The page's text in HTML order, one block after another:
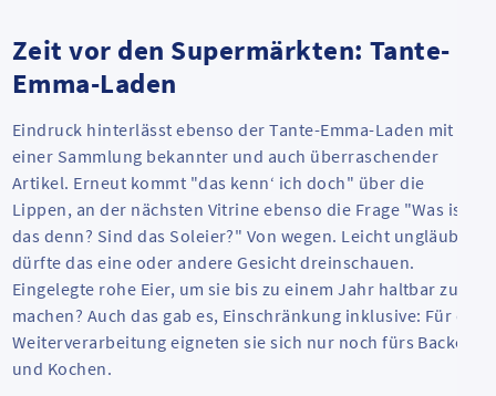
Zeit vor den Supermärkten: Tante-
Emma-Laden
Eindruck hinterlässt ebenso der Tante-Emma-Laden mit
einer Sammlung bekannter und auch überraschender
Artikel. Erneut kommt "das kenn‘ ich doch" über die
Lippen, an der nächsten Vitrine ebenso die Frage "Was ist
das denn? Sind das Soleier?" Von wegen. Leicht ungläubig
dürfte das eine oder andere Gesicht dreinschauen.
Eingelegte rohe Eier, um sie bis zu einem Jahr haltbar zu
machen? Auch das gab es, Einschränkung inklusive: Für die
Weiterverarbeitung eigneten sie sich nur noch fürs Backen
und Kochen.